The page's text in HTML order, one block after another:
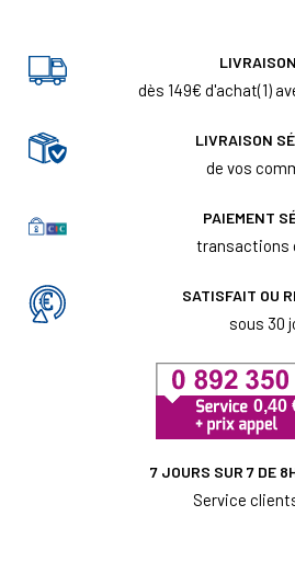
dès 149€ d'achat(1)
LIVRAISON
de vos
PAIEMENT
transactions
SATISFAIT OU
sous 30
7 JOURS SUR 7 DE
Service